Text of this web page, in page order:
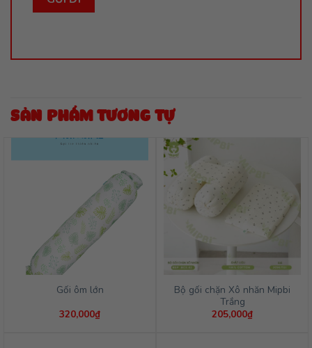
SẢN PHẨM TƯƠNG TỰ
Gối ôm lớn
320,000₫
Bộ gối chặn Xô nhăn Mipbi
Trắng
205,000₫